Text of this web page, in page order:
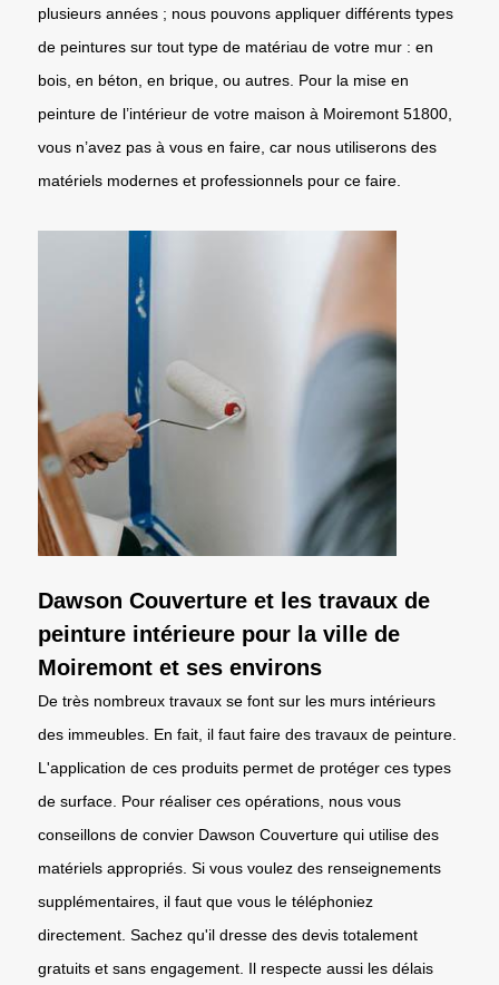
plusieurs années ; nous pouvons appliquer différents types
de peintures sur tout type de matériau de votre mur : en
bois, en béton, en brique, ou autres. Pour la mise en
peinture de l’intérieur de votre maison à Moiremont 51800,
vous n’avez pas à vous en faire, car nous utiliserons des
matériels modernes et professionnels pour ce faire.
Dawson Couverture et les travaux de
peinture intérieure pour la ville de
Moiremont et ses environs
De très nombreux travaux se font sur les murs intérieurs
des immeubles. En fait, il faut faire des travaux de peinture.
L'application de ces produits permet de protéger ces types
de surface. Pour réaliser ces opérations, nous vous
conseillons de convier Dawson Couverture qui utilise des
matériels appropriés. Si vous voulez des renseignements
supplémentaires, il faut que vous le téléphoniez
directement. Sachez qu'il dresse des devis totalement
gratuits et sans engagement. Il respecte aussi les délais